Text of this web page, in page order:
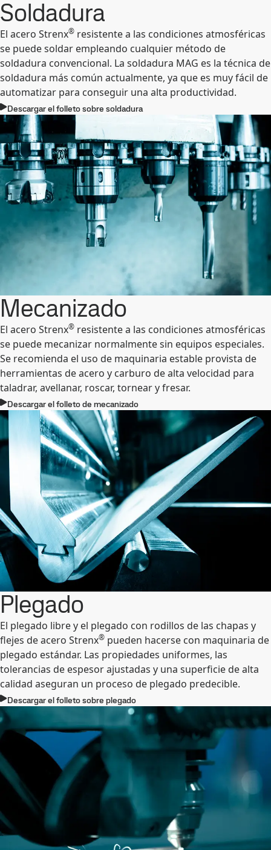
Soldadura
El acero Strenx® resistente a las condiciones atmosféricas
se puede soldar empleando cualquier método de
soldadura convencional. La soldadura MAG es la técnica de
soldadura más común actualmente, ya que es muy fácil de
automatizar para conseguir una alta productividad.
Descargar el folleto sobre soldadura
Mecanizado
El acero Strenx® resistente a las condiciones atmosféricas
se puede mecanizar normalmente sin equipos especiales.
Se recomienda el uso de maquinaria estable provista de
herramientas de acero y carburo de alta velocidad para
taladrar, avellanar, roscar, tornear y fresar.
Descargar el folleto de mecanizado
Plegado
El plegado libre y el plegado con rodillos de las chapas y
flejes de acero Strenx® pueden hacerse con maquinaria de
plegado estándar. Las propiedades uniformes, las
tolerancias de espesor ajustadas y una superficie de alta
calidad aseguran un proceso de plegado predecible.
Descargar el folleto sobre plegado